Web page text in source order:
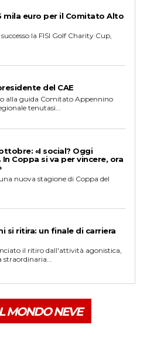
mila euro per il Comitato Alto
la FISI Golf Charity Cup,
del CAE
alla guida Comitato Appennino
tenutasi...
«I social? Oggi
Coppa si va per vincere, ora
nuova stagione di Coppa del
si ritira: un finale di carriera
il ritiro dall'attività agonistica,
straordinaria...
MONDO NEVE